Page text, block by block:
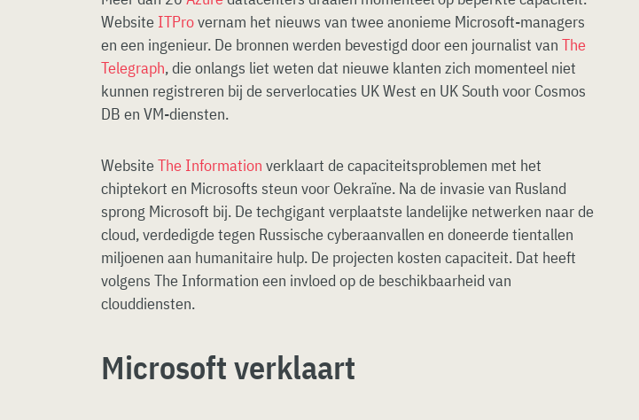
Website ITProvernam het nieuws van twee anonieme Microsoft-managers
en een ingenieur. De bronnen werden bevestigd door een journalist van The
Telegraph, die onlangs liet weten dat nieuwe klanten zich momenteel niet
kunnen registreren bij de serverlocaties UK West en UK South voor Cosmos
DB en VM-diensten.
WebsiteThe Information verklaart de capaciteitsproblemen met het
chiptekort en Microsofts steun voor Oekraïne. Na de invasie van Rusland
sprong Microsoft bij. De techgigant verplaatste landelijke netwerken naar de
cloud, verdedigde tegen Russische cyberaanvallen en doneerde tientallen
miljoenen aan humanitaire hulp. De projecten kosten capaciteit. Dat heeft
volgens The Information een invloed op de beschikbaarheid van
clouddiensten.
Microsoft verklaart